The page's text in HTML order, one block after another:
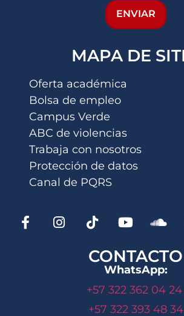
ENVIAR
MAPA DE
Oferta académica
Bolsa de empleo
Campus Verde
ABC de violencias
Trabaja con nosotros
Protección de datos
Canal de PQRS
CONTACTO
WhatsApp:
+57 322 362 04 24
+57 322 393 48 34